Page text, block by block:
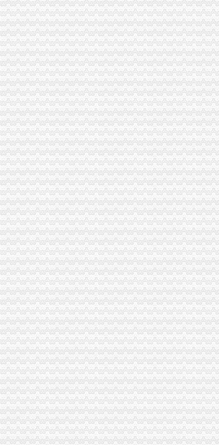
【重庆西部知识产权服务中心2018新招聘信息】_聘网
重庆全际通货运代理有限公司
【重庆金融业页】_第6页_顺企网
【重庆双龙湖文招聘网_文招聘信息】-重庆智联招聘
企源工商**、房地产开发资质**、施工企业入备案重庆专项审批今题网
【餐饮食品】_餐饮食品公司大全_餐饮食品价格_顺企网
重庆品林房屋中介服务部
金科VISAR国际_南方玫瑰城_楼盘对比分析-重庆乐居
西亭与美国Quantum公司建立战略合作伙伴关系重庆公司注册今题网
【重庆银余达财务咨询有限公司_重庆银余达财务咨询有限公司】-公司
求购100万小规模公司执照-重庆58同城
【6图】双龙湖附近百瑞劳伦斯一楼洋房169平精装四室110万,-许昌
重庆金奈优置业代理有限公司碧津公园经营部_【电话地址_招聘信息_
重庆骏捷国际货运代理有限公司_【电话地址_招聘信息_注册信息_信用
重庆民泰香料化工有限责任公司货运代理分公司_【信用信息_诉讼信息
重庆欧迅国际货物运输代理有限公司_【电话地址_招聘信息_注册信息_
【5图】付15万小三室105平方西尚美,县保健院附近,双龙湖,-许
依山丽景_重庆创意公园_楼盘对比分析-重庆乐居
重庆合川工业园区_园区_中国工业园网
【7图】双龙湖附近澜菲溪岸134平精装3室中间楼层可按揭,许昌魏
丁字路口及观音岩片区拆迁项目招标公告_中国招标网_重庆市招标
双凤桥街道旧房改造片区拆迁项目招标公告_中国招标网_重庆市招标
三圣材：重庆天元律师事务所关于公司次公开发行股票并上市的补
【月均8000招房产销售,重庆市大泽置业代理有限公司双龙分店招聘】
重庆三圣种建材股份有限公司重庆天元律师事务所关于公司次公开
重庆利洋汽车经纪有限公司第一分部联系方式_信用报告_工商信息-启
重庆盛汇汽车经纪有限公司联系方式_信用报告_工商信息-启信宝
重庆盛汇汽车经纪有限公司_工商信息_电话_地址_信用信息_财务信息
【重庆利洋汽车经纪有限公司第二分部工商信息】-阿土伯工商信息查询
办事儿网本地生活服务本地服务分类需求信息_办事儿网
【图】重庆公司注册营业执照验资记帐报税等服务_重庆工商注册_重
重庆社保、养老、……新消息！你关心的问题全都在这里！_搜
足球节_今日早报
【图】低价代办营业执照_重庆工商注册_重庆列表网
双龙湖专利注册_双龙湖代理-双龙湖易登网
【等培训】_等培训厂家页_等培训价格_第4页_顺企网
双龙湖公司注册_双龙湖内资公司注册_双龙湖外资公司注册-重庆易登网
重庆红旗河沟公司代办_列表网
重庆执照网上年审_列表网
重庆安龙财务咨询有限公司_全球企业库
重庆安龙财务咨询有限公司_全球企业库
【重庆双龙湖临时招聘网_临时招聘信息】-重庆智联招聘
重庆市二手房交易流程有哪些？